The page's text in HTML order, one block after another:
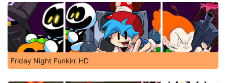
Friday Night Funkin' HD